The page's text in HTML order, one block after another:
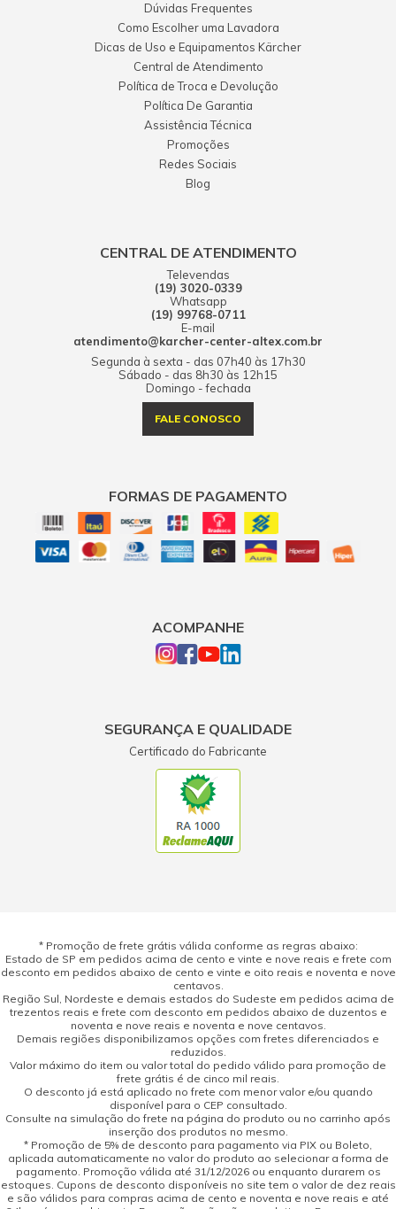
Dúvidas Frequentes
Como Escolher uma Lavadora
Dicas de Uso e Equipamentos Kärcher
Central de Atendimento
Política de Troca e Devolução
Política De Garantia
Assistência Técnica
Promoções
Redes Sociais
Blog
CENTRAL DE ATENDIMENTO
Televendas
(19) 3020-0339
Whatsapp
(19) 99768-0711
E-mail
atendimento@karcher-center-altex.com.br
Segunda à sexta - das 07h40 às 17h30
Sábado - das 8h30 às 12h15
Domingo - fechada
FALE CONOSCO
FORMAS DE PAGAMENTO
ACOMPANHE
SEGURANÇA E QUALIDADE
Certificado do Fabricante
* Promoção de frete grátis válida conforme as regras abaixo:
Estado de SP em pedidos acima de cento e vinte e nove reais e frete com
desconto em pedidos abaixo de cento e vinte e oito reais e noventa e nove
centavos.
Região Sul, Nordeste e demais estados do Sudeste em pedidos acima de
trezentos reais e frete com desconto em pedidos abaixo de duzentos e
noventa e nove reais e noventa e nove centavos.
Demais regiões disponibilizamos opções com fretes diferenciados e
reduzidos.
Valor máximo do item ou valor total do pedido válido para promoção de
frete grátis é de cinco mil reais.
O desconto já está aplicado no frete com menor valor e/ou quando
disponível para o CEP consultado.
Consulte na simulação do frete na página do produto ou no carrinho após
inserção dos produtos no mesmo.
* Promoção de 5% de desconto para pagamento via PIX ou Boleto,
aplicada automaticamente no valor do produto ao selecionar a forma de
pagamento. Promoção válida até 31/12/2026 ou enquanto durarem os
estoques. Cupons de desconto disponíveis no site tem o valor de dez reais
e são válidos para compras acima de cento e noventa e nove reais e até